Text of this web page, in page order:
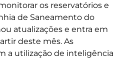
os reservatórios e
de Saneamento do
atualizações e entra em
deste mês. As
a utilização de inteligência